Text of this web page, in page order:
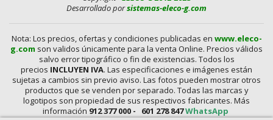
Desarrollado porsistemas-eleco-g.com
Nota: Los precios, ofertas y condiciones publicadas en www.eleco-
g.com son validos únicamente para la venta Online. Precios válidos
salvo error tipográfico o fin de existencias. Todos los
precios INCLUYEN IVA. Las especificaciones e imágenes están
sujetas a cambios sin previo aviso. Las fotos pueden mostrar otros
productos que se venden por separado. Todas las marcas y
logotipos son propiedad de sus respectivos fabricantes. Más
información 912 377 000 - 601 278 847WhatsApp